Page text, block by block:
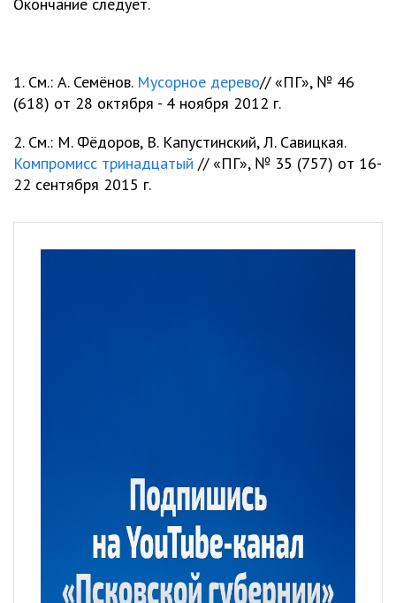
1. См.: А. Семёнов. Мусорное дерево// «ПГ», № 46
(618) от 28 октября - 4 ноября 2012 г.
2. См.: М. Фёдоров, В. Капустинский, Л. Савицкая.
Компромисс тринадцатый // «ПГ», № 35 (757) от 16-
22 сентября 2015 г.